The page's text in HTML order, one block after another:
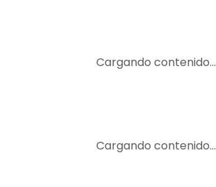
Cargando contenido…
Cargando contenido…